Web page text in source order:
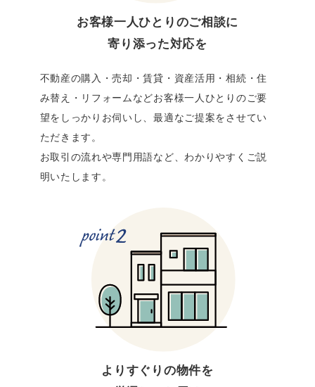
お客様一人ひとりのご相談に
寄り添った対応を
不動産の購入・売却・賃貸・資産活用・相続・住
み替え・リフォームなどお客様一人ひとりのご要
望をしっかりお伺いし、最適なご提案をさせてい
ただきます。
お取引の流れや専門用語など、わかりやすくご説
明いたします。
よりすぐりの物件を